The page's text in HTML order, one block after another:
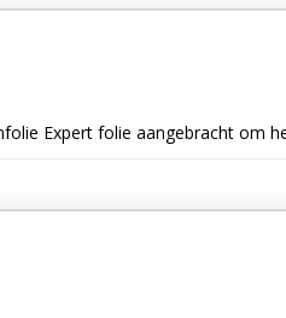
Expert folie aangebracht om